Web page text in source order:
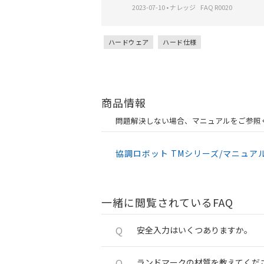
2023-07-10•ナレッジ FAQ R0020
ハードウェア ハード仕様
商品情報
問題解決しない場合、マニュアルをご参照
協調ロボット TMシリーズ/マニュア
一緒に閲覧されているFAQ
Q 安全入力はいくつありますか。